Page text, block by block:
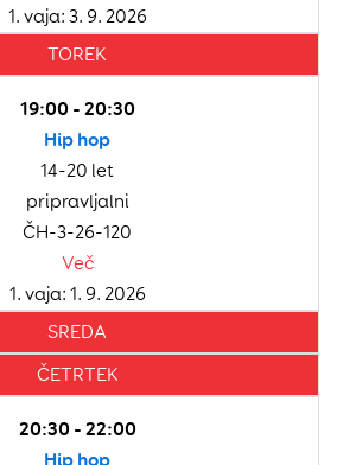
1. vaja: 3. 9. 2026
TOREK
19:00 - 20:30
Hip hop
14-20 let
pripravljalni
ČH-3-26-120
Več
1. vaja: 1. 9. 2026
SREDA
ČETRTEK
20:30 - 22:00
Hip hop